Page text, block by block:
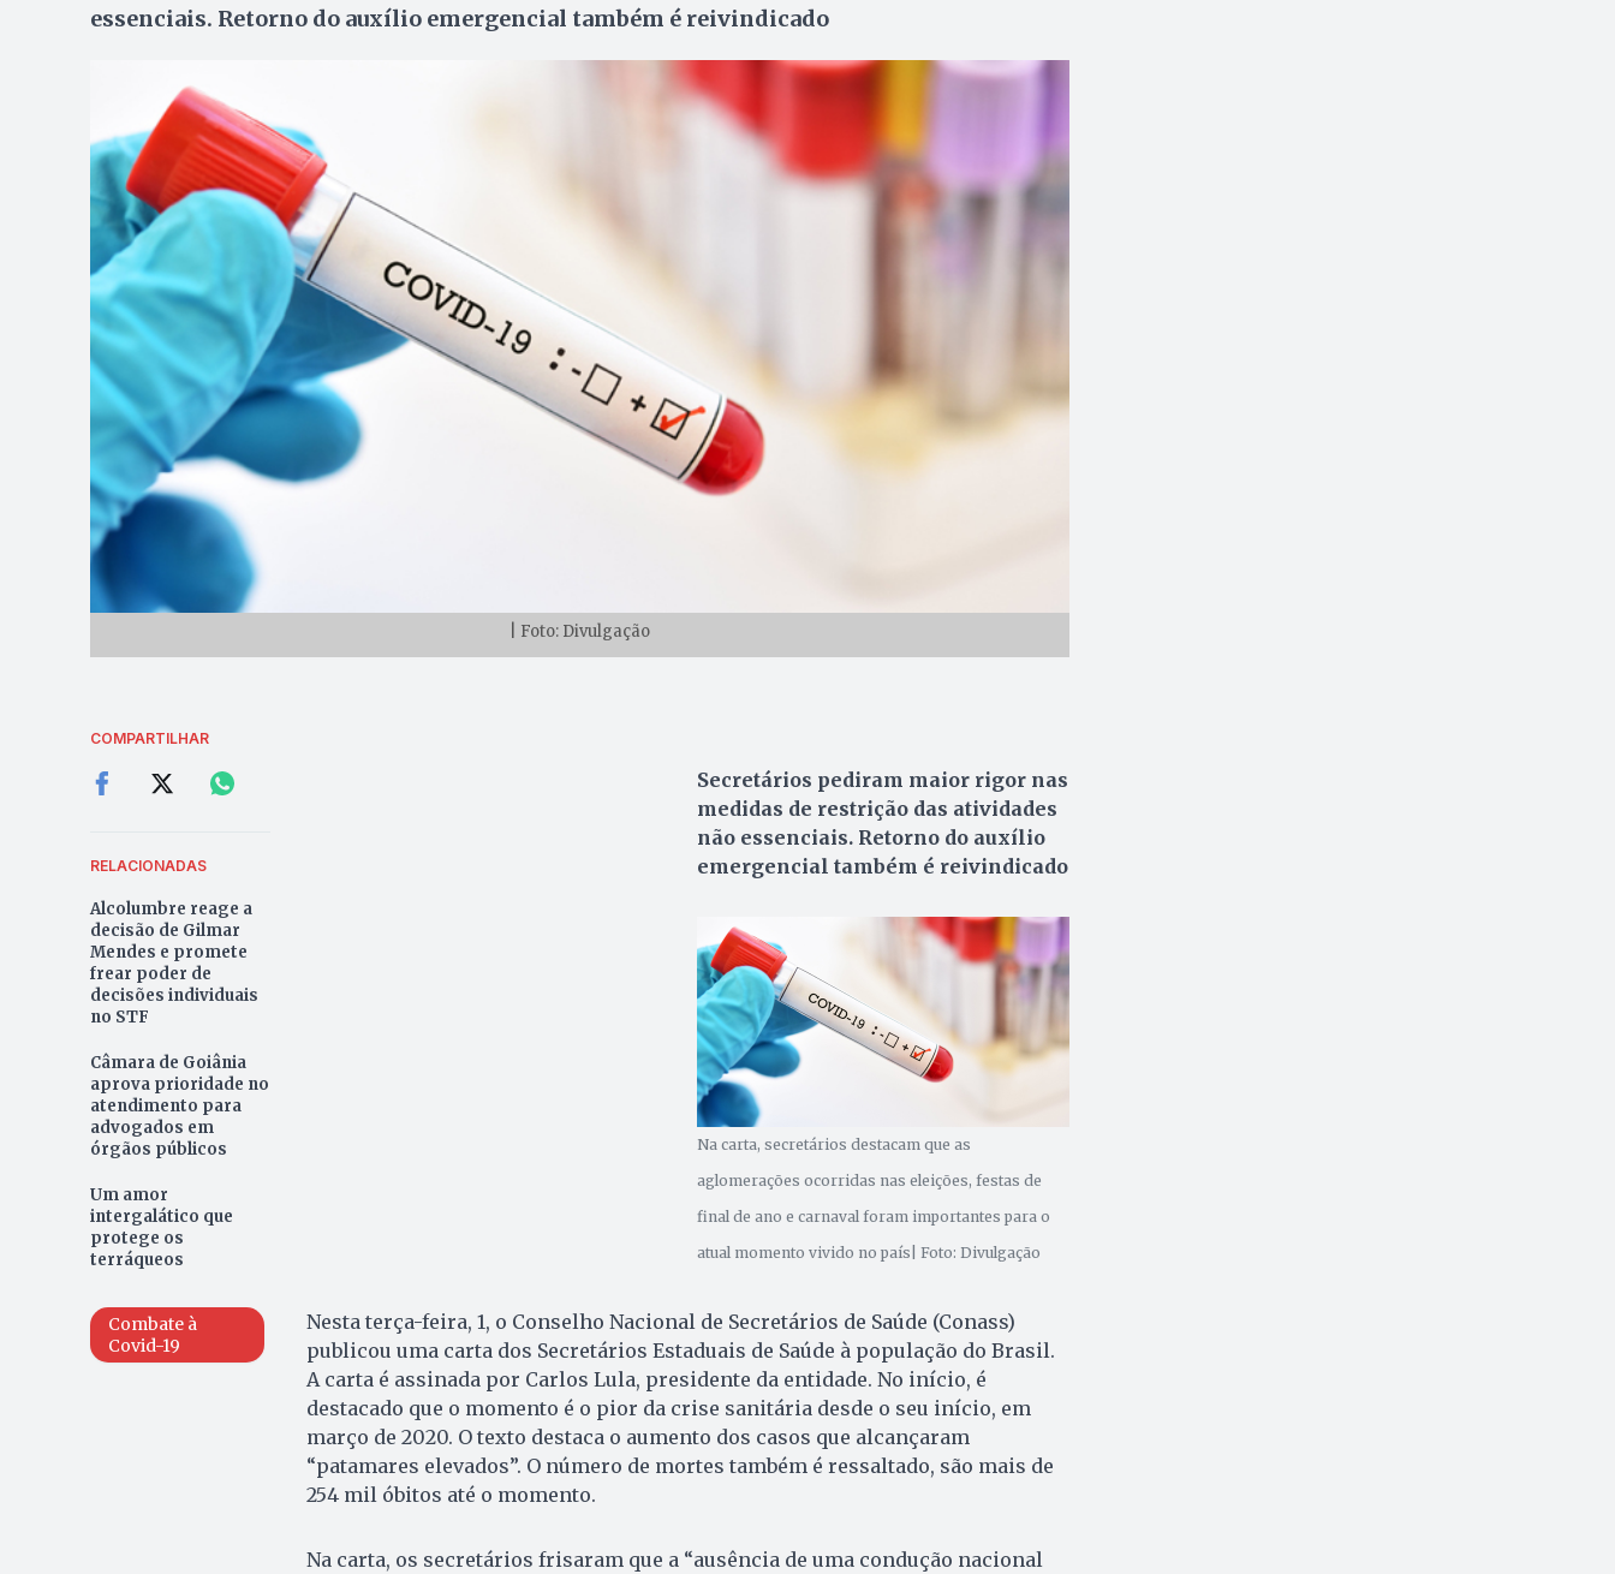
essenciais. Retorno do auxílio emergencial também é reivindicado
| Foto: Divulgação
COMPARTILHAR
RELACIONADAS
Alcolumbre reage a
decisão de Gilmar
Mendes e promete
frear poder de
decisões individuais
no STF
Câmara de Goiânia
aprova prioridade no
atendimento para
advogados em
órgãos públicos
Um amor
intergalático que
protege os
terráqueos
Combate à
Covid-19
Secretários pediram maior rigor nas
medidas de restrição das atividades
não essenciais. Retorno do auxílio
emergencial também é reivindicado
Na carta, secretários destacam que as
aglomerações ocorridas nas eleições, festas de
final de ano e carnaval foram importantes para o
atual momento vivido no país| Foto: Divulgação
Nesta terça-feira, 1, o Conselho Nacional de Secretários de Saúde (Conass)
publicou uma carta dos Secretários Estaduais de Saúde à população do Brasil.
A carta é assinada por Carlos Lula, presidente da entidade. No início, é
destacado que o momento é o pior da crise sanitária desde o seu início, em
março de 2020. O texto destaca o aumento dos casos que alcançaram
“patamares elevados”. O número de mortes também é ressaltado, são mais de
254 mil óbitos até o momento.
Na carta, os secretários frisaram que a “ausência de uma condução nacional